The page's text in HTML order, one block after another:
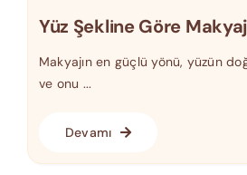
Yüz Şekline Göre
Makyajın en güçlü yönü, yüzün
ve onu ...
Devamı